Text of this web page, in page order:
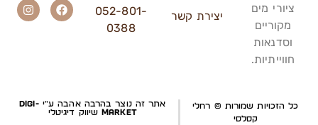
ציורי מים
מקוריים
וסדנאות
חווייתיות.
יצירת קשר
052-801-
0388
כל הזכויות שמורות ©️ רחלי
קסלסי
אתר זה נוצר בהרבה אהבה ע"יDigi-
Marketשיווק דיגיטלי